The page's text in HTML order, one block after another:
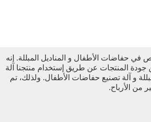
في حفاضات الأطفال و المناديل المبللة. إنه
جودة المنتجات عن طريق إستخدام منتجنا آلة
و آلة تصنيع حفاضات الأطفال. ولذلك، تم
من الأرباح.